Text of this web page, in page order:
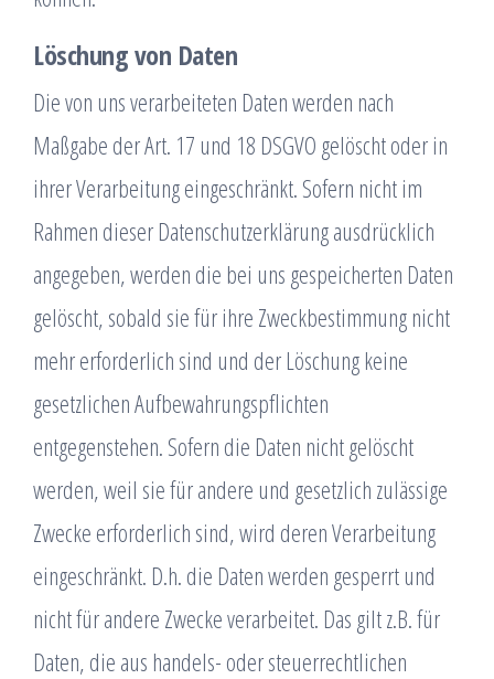
Löschung von Daten
Die von uns verarbeiteten Daten werden nach
Maßgabe der Art. 17 und 18 DSGVO gelöscht oder in
ihrer Verarbeitung eingeschränkt. Sofern nicht im
Rahmen dieser Datenschutzerklärung ausdrücklich
angegeben, werden die bei uns gespeicherten Daten
gelöscht, sobald sie für ihre Zweckbestimmung nicht
mehr erforderlich sind und der Löschung keine
gesetzlichen Aufbewahrungspflichten
entgegenstehen. Sofern die Daten nicht gelöscht
werden, weil sie für andere und gesetzlich zulässige
Zwecke erforderlich sind, wird deren Verarbeitung
eingeschränkt. D.h. die Daten werden gesperrt und
nicht für andere Zwecke verarbeitet. Das gilt z.B. für
Daten, die aus handels- oder steuerrechtlichen